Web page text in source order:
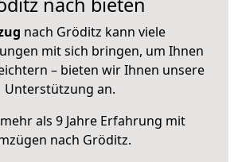
nach Gröditz kann viele
mit sich bringen, um Ihnen
– bieten wir Ihnen unsere
Unterstützung an.
als 9 Jahre Erfahrung mit
nach Gröditz.